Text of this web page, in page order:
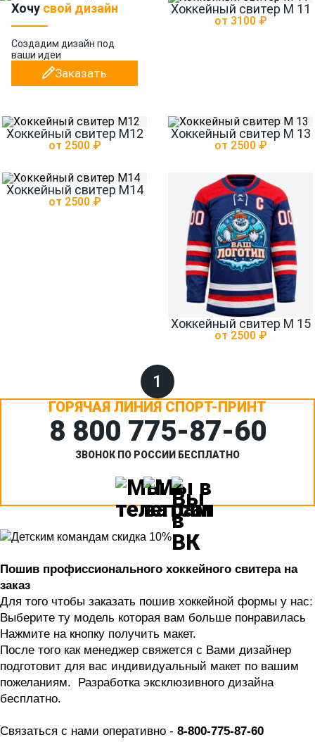
Хочу свой дизайн
Создадим дизайн под
ваши идеи
Заказать
Хоккейный свитер М 11
от 3100 ₽
Хоккейный свитер М12
от 2500 ₽
Хоккейный свитер М 13
от 2500 ₽
Хоккейный свитер М14
от 2500 ₽
Хоккейный свитер М 15
от 2500 ₽
1
ГОРЯЧАЯ ЛИНИЯ СПОРТ-ПРИНТ
8 800 775‑87-60
ЗВОНОК ПО РОССИИ БЕСПЛАТНО
Пошив профиссионального хоккейного свитера на
заказ
Для того чтобы заказать пошив хоккейной формы у нас:
Выберите ту модель которая вам больше понравилась
Нажмите на кнопку получить макет.
После того как менеджер свяжется с Вами дизайнер
подготовит для вас индивидуальный макет по вашим
пожеланиям.  Разработка эксклюзивного дизайна
бесплатно.
Связаться с нами оперативно - 8-800-775-87-60